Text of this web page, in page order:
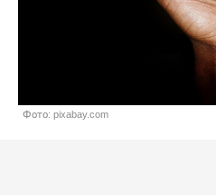
Фото: pixabay.com